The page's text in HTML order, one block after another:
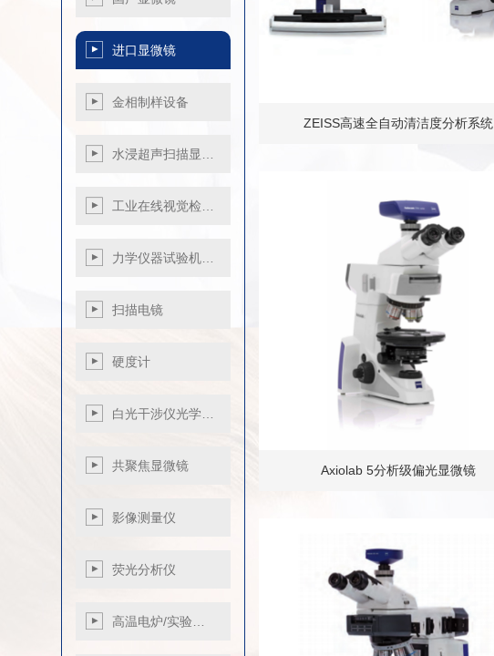
金相显微镜
生物显微镜
体视显微镜
工业内窥镜
万能工具显微镜
镜
进口显微镜
镜
金相显微镜
偏光显微镜
镜
清洁度分析系统
进口尼康显微镜
体式显微镜
金相显微镜
石棉检测显微系统
金相制样设备
镶嵌机
金相电解抛光腐蚀
水浸超声扫描显…
工业在线视觉检…
力学仪器试验机…
试验机
万能试验机…
试验机
悬臂梁冲击试验机
全自动多功能推拉
扫描电镜
韩国库塞姆扫描电
国产扫描电镜
硬度计
维氏硬度计
里氏硬度计
韦氏硬度计
白光干涉仪光学…
共聚焦显微镜
影像测量仪
荧光分析仪
高温电炉/实验…
ZEISS高速全自动清洁度分析系统
Axiolab 5分析级偏光显微镜